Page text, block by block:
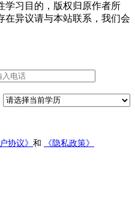
学习目的，版权归原作者所
在异议请与本站联系，我们会
协议》 和 《隐私政策》